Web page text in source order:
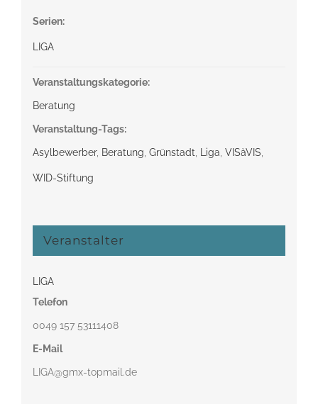
Serien:
LIGA
Veranstaltungskategorie:
Beratung
Veranstaltung-Tags:
Asylbewerber, Beratung Grünstadt Liga VISàVIS
WID-Stiftung
Veranstalter
LIGA
Telefon
0049 157 53111408‬
E-Mail
LIGA@gmx-topmail.de